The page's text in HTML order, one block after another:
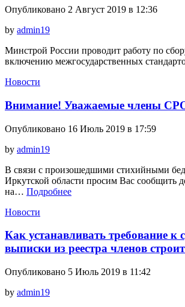
Опубликовано 2 Август 2019 в 12:36
by admin19
Минстрой России проводит работу по
включению межгосударственных
Новости
Внимание! Уважаемые члены
Опубликовано 16 Июль 2019 в 17:59
by admin19
В связи с произошедшими стихийными
Иркутской области просим Вас сообщить
на… Подробнее
Новости
Как устанавливать требование к
выписки из реестра членов
Опубликовано 5 Июль 2019 в 11:42
by admin19